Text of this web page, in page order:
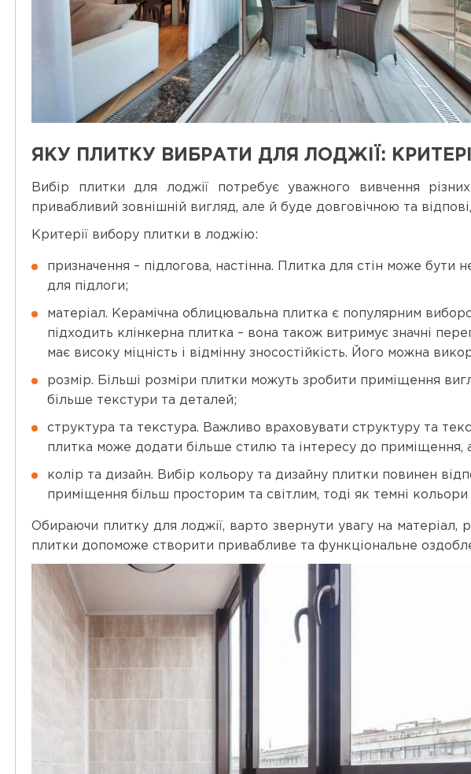
ЯКУ ПЛИТКУ ВИБРАТИ ДЛЯ ЛОДЖІЇ:
Вибір плитки для лоджії потребує уважного вивчення
привабливий зовнішній вигляд, але й буде довговічною та
Критерії вибору плитки в лоджію:
призначення – підлогова, настінна. Плитка для стін може бути
для підлоги;
матеріал. Керамічна облицювальна плитка є популярним
підходить клінкерна плитка – вона також витримує значні
має високу міцність і відмінну зносостійкість. Його можна
розмір. Більші розміри плитки можуть зробити приміщення
більше текстури та деталей;
структура та текстура. Важливо враховувати структуру та
плитка може додати більше стилю та інтересу до приміщення,
колір та дизайн. Вибір кольору та дизайну плитки повинен
приміщення більш просторим та світлим, тоді як темні
Обираючи плитку для лоджії, варто звернути увагу на
плитки допоможе створити привабливе та функціональне